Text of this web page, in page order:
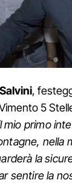
,
5
mio primo
nella
la
sentire la